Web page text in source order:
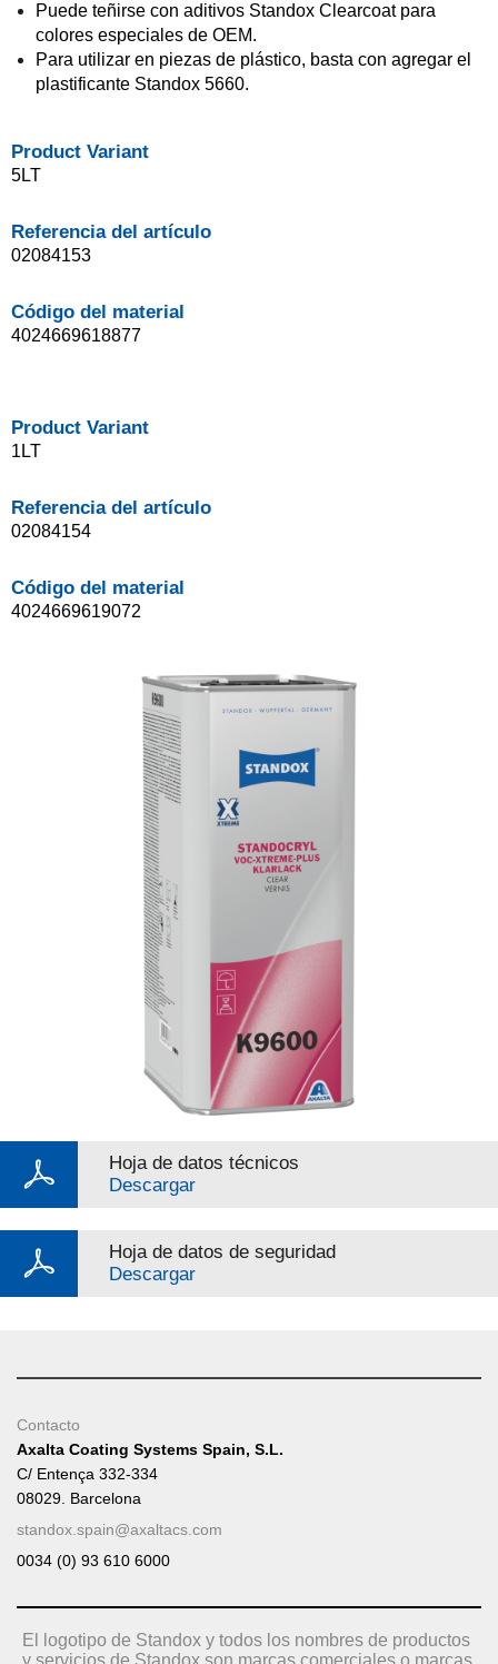
Puede teñirse con aditivos Standox Clearcoat para
colores especiales de OEM.
Para utilizar en piezas de plástico, basta con agregar el
plastificante Standox 5660.
Product Variant
5LT
Referencia del artículo
02084153
Código del material
4024669618877
Product Variant
1LT
Referencia del artículo
02084154
Código del material
4024669619072
Hoja de datos técnicos
Descargar
Hoja de datos de seguridad
Descargar
Contacto
Axalta Coating Systems Spain, S.L.
C/ Entença 332-334
08029. Barcelona
standox.spain@axaltacs.com
0034 (0) 93 610 6000
El logotipo de Standox y todos los nombres de productos